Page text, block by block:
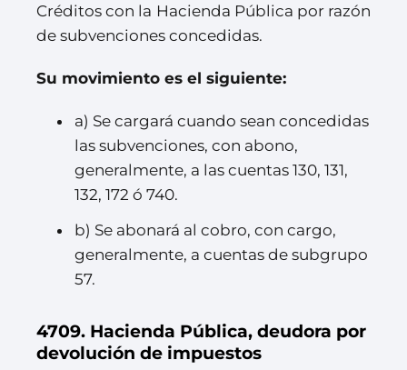
Créditos con la Hacienda Pública por razón
de subvenciones concedidas.
Su movimiento es el siguiente:
a) Se cargará cuando sean concedidas
las subvenciones, con abono,
generalmente, a las cuentas 130, 131,
132, 172 ó 740.
b) Se abonará al cobro, con cargo,
generalmente, a cuentas de subgrupo
57.
4709. Hacienda Pública, deudora por
devolución de impuestos